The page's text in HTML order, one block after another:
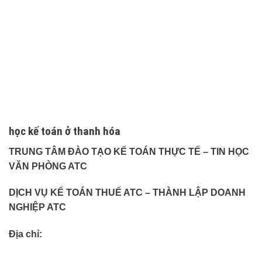
học kế toán ở thanh hóa
TRUNG TÂM ĐÀO TẠO KẾ TOÁN THỰC TẾ – TIN HỌC
VĂN PHÒNG ATC
DỊCH VỤ KẾ TOÁN THUẾ ATC – THÀNH LẬP DOANH
NGHIỆP ATC
Địa chỉ: